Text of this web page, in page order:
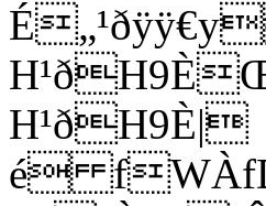
H¹ðH9È|
é